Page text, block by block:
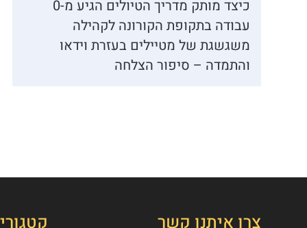
כיצד מותק מדריך הטיולים הגיע מ-0
עבודה בתקופת הקורונה לקהילה
משגשגת של מטיילים בעזרת וידאו
והתמדה – סיפור הצלחה
צרו איתנו קשר